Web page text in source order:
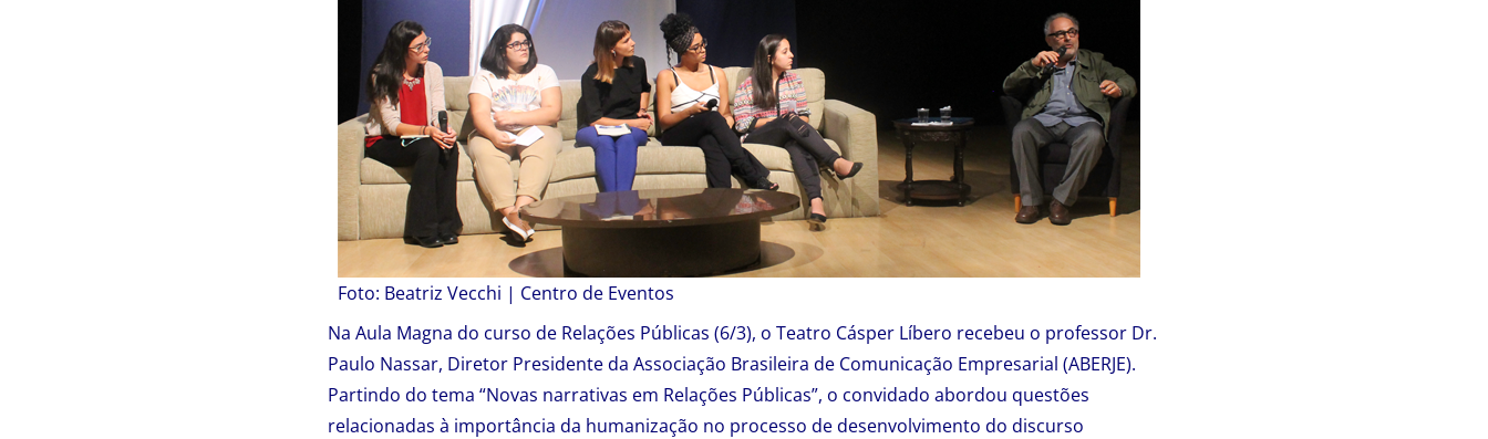
Foto: Beatriz Vecchi | Centro de Eventos
Na Aula Magna do curso de Relações Públicas (6/3), o Teatro Cásper Líbero recebeu o professor Dr.
Paulo Nassar, Diretor Presidente da Associação Brasileira de Comunicação Empresarial (ABERJE).
Partindo do tema “Novas narrativas em Relações Públicas”, o convidado abordou questões
relacionadas à importância da humanização no processo de desenvolvimento do discurso